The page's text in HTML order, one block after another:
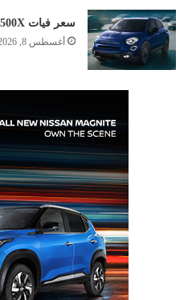
سعر فيات 500X في مصر وأبرز التجهيزات
أغسطس 8, 2026